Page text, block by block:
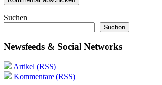
Suchen
Suchen
Newsfeeds & Social Networks
Artikel (RSS)
Kommentare (RSS)